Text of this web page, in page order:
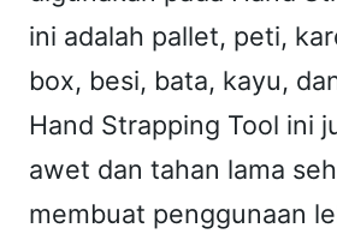
ini adalah pallet, peti,
box, besi, bata, kayu,
Hand Strapping Tool ini
awet dan tahan lama
membuat penggunaan